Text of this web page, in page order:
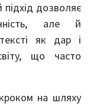
підхід дозволяє
але й
як дар і
що часто
на шляху